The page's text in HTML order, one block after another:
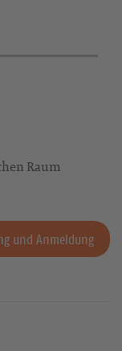
Raum
und Anmeldung